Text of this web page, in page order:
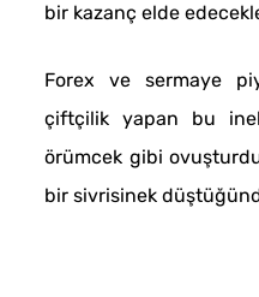
bir kazanç elde
Forex ve sermaye
çiftçilik yapan bu
örümcek gibi
bir sivrisinek